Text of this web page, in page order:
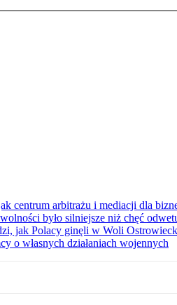
centrum arbitrażu i mediacji dla
było silniejsze niż chęć
jak Polacy ginęli w Woli
o własnych działaniach wojennych